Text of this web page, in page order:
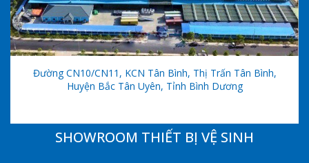
Đường CN10/CN11, KCN Tân Bình, Thị Trấn Tân Bình,
Huyện Bắc Tân Uyên, Tỉnh Bình Dương
SHOWROOM THIẾT BỊ VỆ SINH